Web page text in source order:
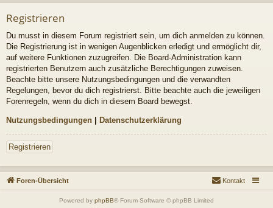
Registrieren
Du musst in diesem Forum registriert sein, um dich anmelden zu können.
Die Registrierung ist in wenigen Augenblicken erledigt und ermöglicht dir,
auf weitere Funktionen zuzugreifen. Die Board-Administration kann
registrierten Benutzern auch zusätzliche Berechtigungen zuweisen.
Beachte bitte unsere Nutzungsbedingungen und die verwandten
Regelungen, bevor du dich registrierst. Bitte beachte auch die jeweiligen
Forenregeln, wenn du dich in diesem Board bewegst.
Nutzungsbedingungen | Datenschutzerklärung
Registrieren
Foren-Übersicht Kontakt
Powered by phpBB® Forum Software © phpBB Limited